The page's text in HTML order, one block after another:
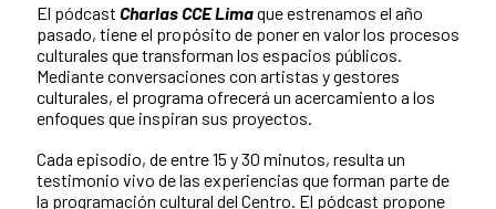
El pódcast Charlas CCE Limaque estrenamos el año
pasado, tiene el propósito de poner en valor los procesos
culturales que transforman los espacios públicos.
Mediante conversaciones con artistas y gestores
culturales, el programa ofrecerá un acercamiento a los
enfoques que inspiran sus proyectos.
Cada episodio, de entre 15 y 30 minutos, resulta un
testimonio vivo de las experiencias que forman parte de
la programación cultural del Centro. El pódcast propone